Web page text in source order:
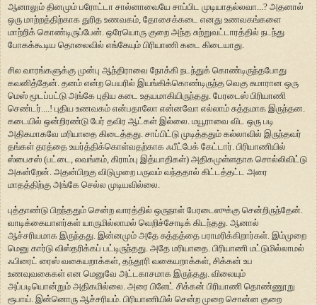
ஆனாலும் தினமும் பரோட்டா சால்னாவையே சாப்பிட முடியாதல்லவா...? அதனால்
ஒரு மாற்றத்திற்காக துரித உணவகம், தோசைக்கடை எனது உணவகங்களை
மாற்றிக் கொண்டிருப்பேன். ஒரேயொரு குறை அந்த சுற்றுவட்டாரத்தில் நடந்து
போகக்கூடிய தொலைவில் எங்கேயும் பிரியாணி கடை கிடையாது.
சில வாரங்களுக்கு முன்பு ஆந்திராவை நோக்கி நடந்துக் கொண்டிருந்தபோது
கவனித்தேன். தனம் என்ற பெயரில் இயங்கிக்கொண்டிருந்த வெகு சுமாரான ஒரு
மெஸ் மூடப்பட்டு அங்கே புதிய கடை உதயமாகியிருந்தது. பேரடைஸ் பிரியாணி
செண்டர்....! புதிய உணவகம் என்பதாலோ என்னவோ எல்லாம் சுத்தமாக இருந்தன.
கடையில் ஒன்றிரண்டு பேர் தவிர ஆட்கள் இல்லை. மயூராவை விட ஒரு படி
அதிகமாகவே மரியாதை கிடைத்தது. சாப்பிட்டு முடித்ததும் கல்லாவில் இருந்தவர்
தங்கள் தரத்தை உயர்த்திக்கொள்வதற்காக ஃபீட்பேக் கேட்டார். பிரியாணியில்
ஸ்பைசஸ் (பட்டை, லவங்கம், கிராம்பு இத்யாதிகள்) அதிகமுள்ளதாக சொல்லிவிட்டு
அகன்றேன். அதன்பிறகு விடுமுறை பருவம் வந்ததால் கிட்டத்தட்ட அரை
மாதத்திற்கு அங்கே செல்ல முடியவில்லை.
புத்தாண்டு பிறந்ததும் சென்ற வாரத்தில் ஒருநாள் பேரடைஸுக்கு சென்றிருந்தேன்.
வாடிக்கையாளர்கள் யாருமில்லாமல் வெறிச்சோடிக் கிடந்தது. ஆனால்
ஆச்சரியமாக இருந்தது. இன்னமும் அதே சுத்தத்தை பராமரிக்கிறார்கள். இம்முறை
மெனு கார்டு விஸ்தரிக்கப் பட்டிருந்தது. அதே மரியாதை. பிரியாணி மட்டுமில்லாமல்
ஃபிரைட் ரைஸ் வகையறாக்கள், தந்தூரி வகையறாக்கள், சிக்கன் உப
உணவுவகைகள் என மெனுவே அட்டகாசமாக இருந்தது. விலையும்
அப்படியொன்றும் அதிகமில்லை. அரை பிளேட் சிக்கன் பிரியாணி தொண்ணூறு
ரூபாய். இன்னொரு ஆச்சரியம். பிரியாணியில் சென்ற முறை சொன்ன குறை